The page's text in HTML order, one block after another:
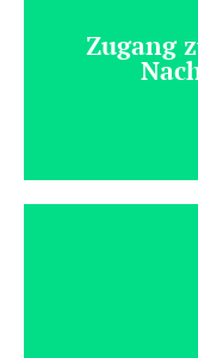
Zugang
zahlreiche